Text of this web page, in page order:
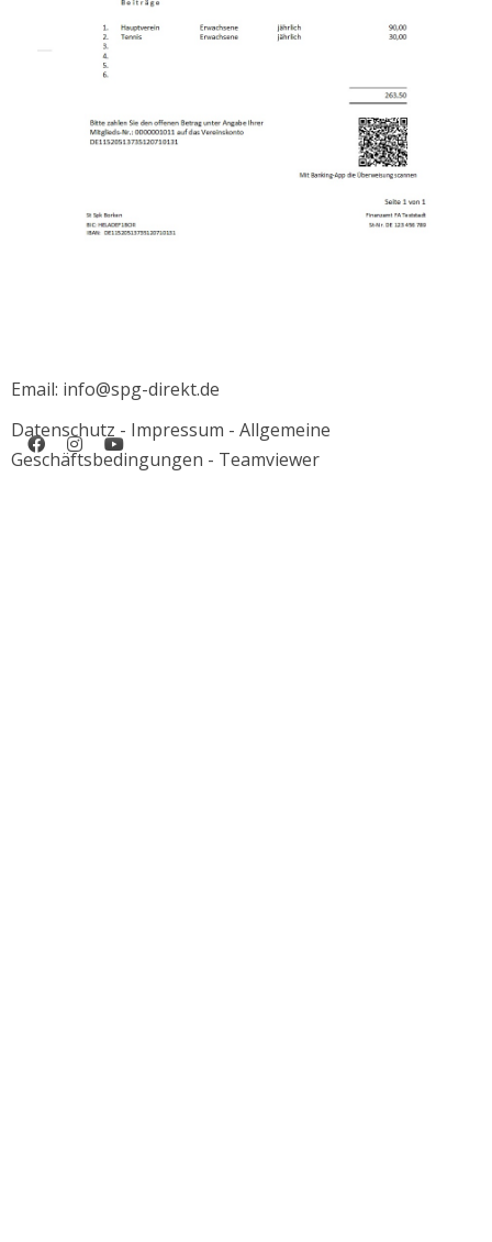
Email: info@spg-direkt.de
Datenschutz - Impressum - Allgemeine
Geschäftsbedingungen - Teamviewer